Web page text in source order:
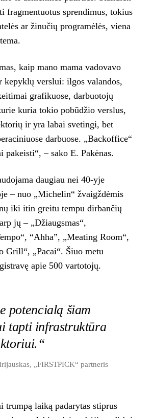
fragmentuotus sprendimus, tokius
ar žinučių programėlės, viena
kaip mano mama vadovavo
kepyklų verslui: ilgos valandos,
grafikuose, darbuotojų
kuria tokio pobūdžio verslus,
ir yra labai svetingi, bet
darbuose. „Backoffice“
pakeisti“, – sako E. Pakėnas.
daugiau nei 40-yje
– nuo „Michelin“ žvaigždėmis
iki itin greitu tempu dirbančių
jų – „Džiaugsmas“,
“Ahha”, „Meating Room“,
Grill“, „Pacai“. Šiuo metu
apie 500 vartotojų.
potencialą šiam
tapti infrastruktūra
„FIRSTPICK“ partneris
trumpą laiką padarytas stiprus